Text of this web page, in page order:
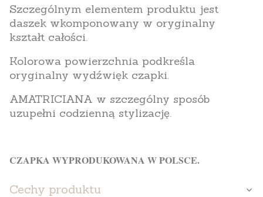
Szczególnym elementem produktu jest
daszek wkomponowany w oryginalny
kształt całości.
Kolorowa powierzchnia podkreśla
oryginalny wydźwięk czapki.
AMATRICIANA w szczególny sposób
uzupełni codzienną stylizację.
CZAPKA WYPRODUKOWANA W POLSCE.
Cechy produktu